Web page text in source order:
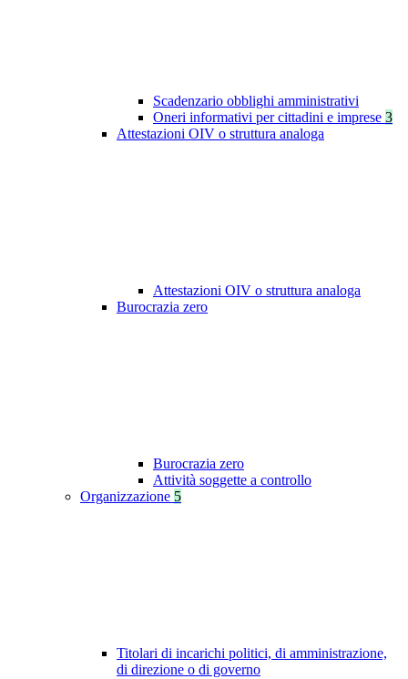
Scadenzario obblighi amministrativi
Oneri informativi per cittadini e imprese 3
Attestazioni OIV o struttura analoga
Attestazioni OIV o struttura analoga
Burocrazia zero
Burocrazia zero
Attività soggette a controllo
Organizzazione 5
Titolari di incarichi politici, di amministrazione,
di direzione o di governo